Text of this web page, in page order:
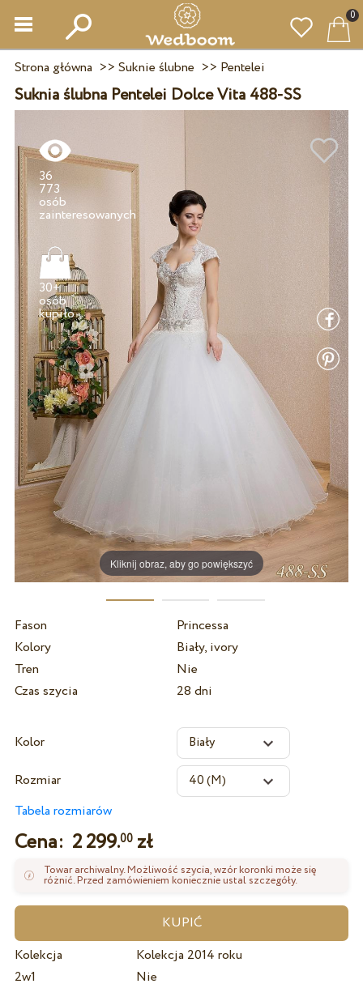
0
Strona główna >> Suknie ślubne >> Pentelei
Suknia ślubna Pentelei Dolce Vita 488-SS
Kliknij obraz, aby go powiększyć
36
773
osób
30+
osób
kupiło
Fason
Princessa
Kolory
Biały, ivory
Tren
Nie
Czas szycia
28 dni
Kolor
Rozmiar
Tabela rozmiarów
Cena: 2 299.00zł
Towar archiwalny. Możliwość szycia, wzór koronki może się
różnić. Przed zamówieniem koniecznie ustal szczegóły.
Kolekcja
Kolekcja 2014 roku
2w1
Nie